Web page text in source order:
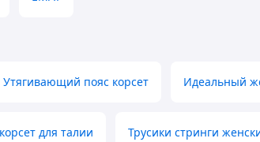
Утягивающий пояс корсет Идеальный
для талии Трусики стринги